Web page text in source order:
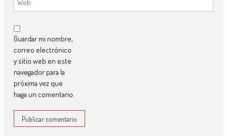
Guardar mi nombre,
correo electrónico
y sitio web en este
navegador para la
próxima vez que
haga un comentario.